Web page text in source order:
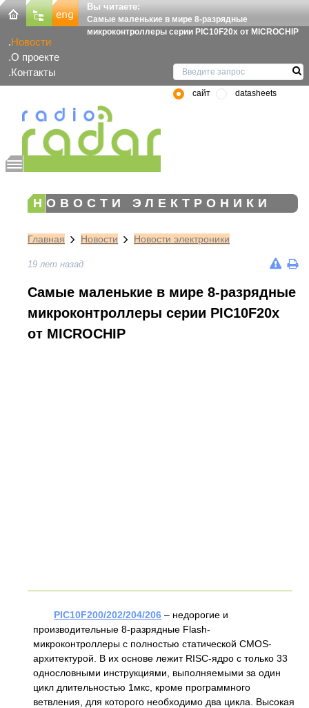
Вы читаете:
Самые маленькие в мире 8-разрядные
микроконтроллеры серии PIC10F20x от MICROCHIP
Новости
О проекте
Контакты
сайт datasheets
НОВОСТИ ЭЛЕКТРОНИКИ
Главная Новости Новости электроники
19 лет назад
Самые маленькие в мире 8-разрядные
микроконтроллеры серии PIC10F20x
от MICROCHIP
PIC10F200/202/204/206 – недорогие и
производительные 8-разрядные Flash-
микроконтроллеры с полностью статической CMOS-
архитектурой. В их основе лежит RISC-ядро с только 33
однословными инструкциями, выполняемыми за один
цикл длительностью 1мкс, кроме программного
ветвления, для которого необходимо два цикла. Высокая